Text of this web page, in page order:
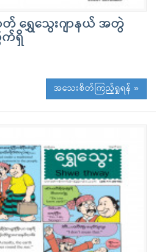
တ် ရွှေသွေးဂျာနယ် အတွဲ
က်ရှိ
အသေးစိတ်ကြည့်ရှုရန် »